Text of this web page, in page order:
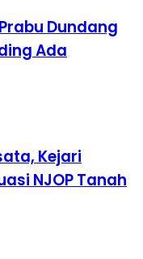
Dundang
Ada
Kejari
NJOP Tanah